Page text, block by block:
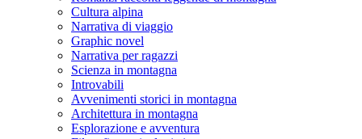
Cultura alpina
Narrativa di viaggio
Graphic novel
Narrativa per ragazzi
Scienza in montagna
Introvabili
Avvenimenti storici in montagna
Architettura in montagna
Esplorazione e avventura